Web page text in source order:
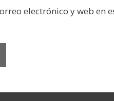
electrónico y web en